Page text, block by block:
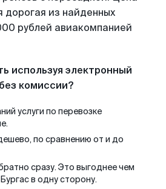
дорогая из найденных
рублей авиакомпанией
используя электронный
комиссии?
услуги по перевозке
по сравнению от и до
сразу. Это выгоднее чем
в одну сторону.